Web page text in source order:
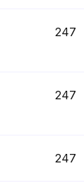
247
247
247